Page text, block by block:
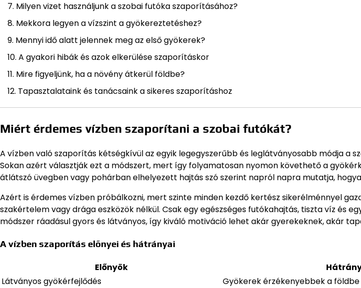
Milyen vizet használjunk a szobai futóka szaporításához?
Mekkora legyen a vízszint a gyökereztetéshez?
Mennyi idő alatt jelennek meg az első gyökerek?
A gyakori hibák és azok elkerülése szaporításkor
Mire figyeljünk, ha a növény átkerül földbe?
Tapasztalataink és tanácsaink a sikeres szaporításhoz
Miért érdemes vízben szaporítani a szobai futókát?
A vízben való szaporítás kétségkívül az egyik legegyszerűbb és leglátványosabb módja a
Sokan azért választják ezt a módszert, mert így folyamatosan nyomon követhető a
átlátszó üvegben vagy pohárban elhelyezett hajtás szó szerint napról napra mutatja,
Azért is érdemes vízben próbálkozni, mert szinte minden kezdő kertész sikerélménnyel
szakértelem vagy drága eszközök nélkül. Csak egy egészséges futókahajtás, tiszta víz és
módszer ráadásul gyors és látványos, így kiváló motiváció lehet akár gyerekeknek, akár
A vízben szaporítás előnyei és hátrányai
Előnyök
Látványos gyökérfejlődés
Gyökerek érzékenyebbek a